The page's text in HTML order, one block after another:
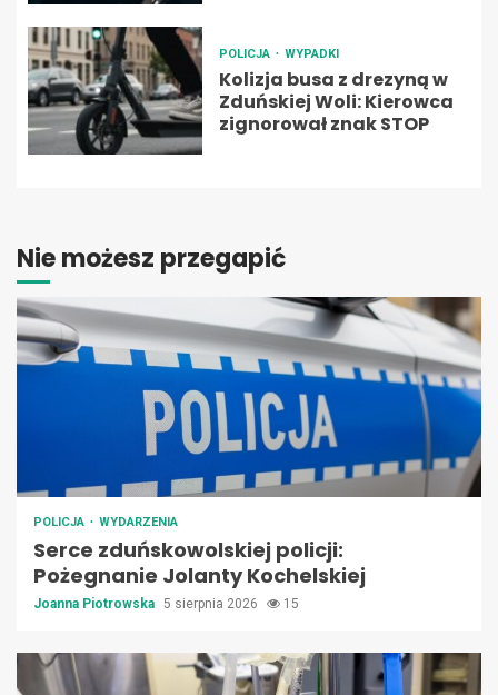
POLICJA WYPADKI
Kolizja busa z drezyną w
Zduńskiej Woli: Kierowca
zignorował znak STOP
Nie możesz przegapić
POLICJA WYDARZENIA
Serce zduńskowolskiej policji:
Pożegnanie Jolanty Kochelskiej
Joanna Piotrowska 5 sierpnia 2026 15